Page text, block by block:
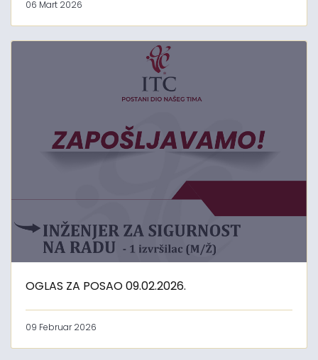
06 Mart 2026
OGLAS ZA POSAO 09.02.2026.
09 Februar 2026